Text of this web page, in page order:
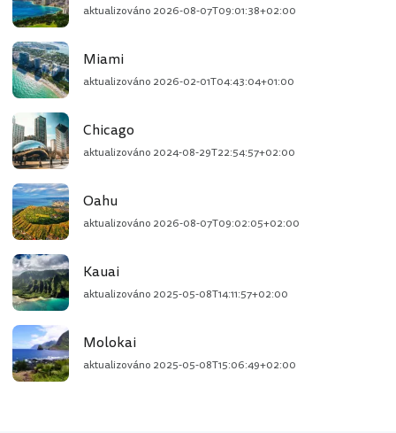
aktualizováno 2026-08-07T09:01:38+02:00
Miami
aktualizováno 2026-02-01T04:43:04+01:00
Chicago
aktualizováno 2024-08-29T22:54:57+02:00
Oahu
aktualizováno 2026-08-07T09:02:05+02:00
Kauai
aktualizováno 2025-05-08T14:11:57+02:00
Molokai
aktualizováno 2025-05-08T15:06:49+02:00